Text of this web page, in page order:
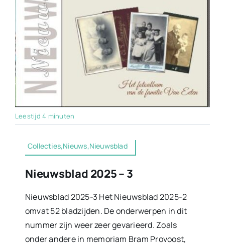
Leestijd 4 minuten
Collecties,Nieuws,Nieuwsblad
Nieuwsblad 2025 – 3
Nieuwsblad 2025-3 Het Nieuwsblad 2025-2
omvat 52 bladzijden. De onderwerpen in dit
nummer zijn weer zeer gevarieerd. Zoals
onder andere in memoriam Bram Provoost,